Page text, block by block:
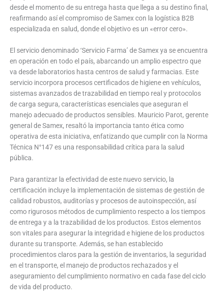
desde el momento de su entrega hasta que llega a su destino final,
reafirmando así el compromiso de Samex con la logística B2B
especializada en salud, donde el objetivo es un «error cero».
El servicio denominado ‘Servicio Farma’ de Samex ya se encuentra
en operación en todo el país, abarcando un amplio espectro que
va desde laboratorios hasta centros de salud y farmacias. Este
servicio incorpora procesos certificados de higiene en vehículos,
sistemas avanzados de trazabilidad en tiempo real y protocolos
de carga segura, características esenciales que aseguran el
manejo adecuado de productos sensibles. Mauricio Parot, gerente
general de Samex, resaltó la importancia tanto ética como
operativa de esta iniciativa, enfatizando que cumplir con la Norma
Técnica N°147 es una responsabilidad crítica para la salud
pública.
Para garantizar la efectividad de este nuevo servicio, la
certificación incluye la implementación de sistemas de gestión de
calidad robustos, auditorías y procesos de autoinspección, así
como rigurosos métodos de cumplimiento respecto a los tiempos
de entrega y a la trazabilidad de los productos. Estos elementos
son vitales para asegurar la integridad e higiene de los productos
durante su transporte. Además, se han establecido
procedimientos claros para la gestión de inventarios, la seguridad
en el transporte, el manejo de productos rechazados y el
aseguramiento del cumplimiento normativo en cada fase del ciclo
de vida del producto.